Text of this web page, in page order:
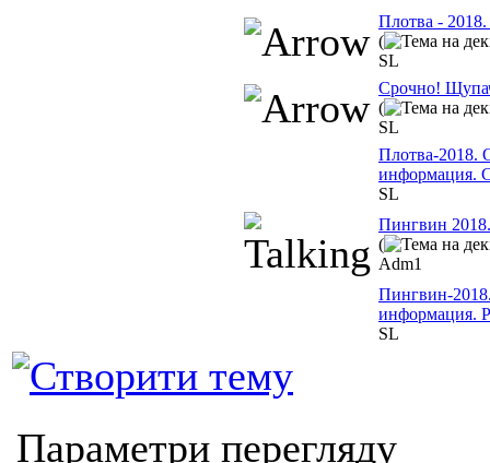
Плотва -
(
SL
Срочно!
(
SL
Плотва-2018.
информация.
SL
Пингвин
(
Adm1
Пингвин-
информация.
SL
Параметри перегляду